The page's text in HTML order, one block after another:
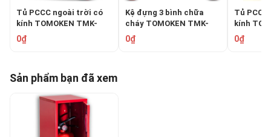
Tủ PCCC ngoài trời có
kính TOMOKEN TMK-
NN700-0.6
0₫
Kệ đựng 3 bình chữa
cháy TOMOKEN TMK-
K3B
0₫
Tủ
kính
C805020K
0₫
Sản phẩm bạn đã xem